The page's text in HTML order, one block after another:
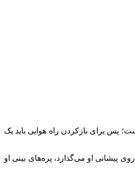
پس برای بازکردن راه هوایی باید یک
پیشانی او می‌گذارد، پره‌های بینی او